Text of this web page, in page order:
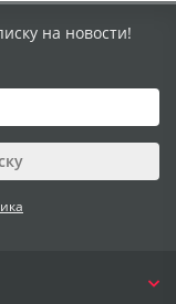
на новости!